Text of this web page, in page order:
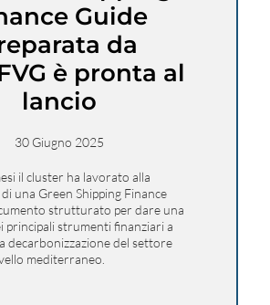
Guide
da
è pronta al
lancio
30 Giugno 2025
il cluster ha lavorato alla
una Green Shipping Finance
strutturato per dare una
principali strumenti finanziari a
decarbonizzazione del settore
mediterraneo.